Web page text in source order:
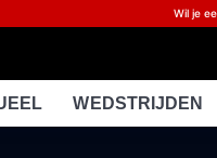
Wil je
WEDSTRIJDEN